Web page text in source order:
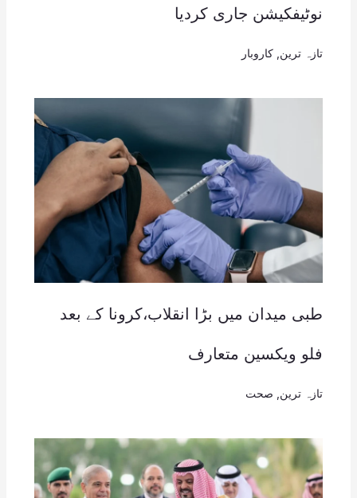
نوٹیفکیشن جاری کردیا
تازہ ترین کاروبار
طبی میدان میں بڑا انقلاب،کرونا کے بعد
فلو ویکسین متعارف
تازہ ترین صحت